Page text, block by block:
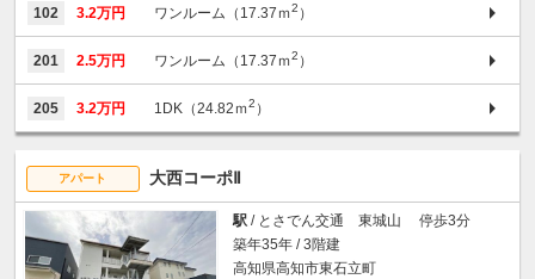
102 3.2万円 ワンルーム（17.37ｍ2 ）
201 2.5万円 ワンルーム（17.37ｍ2 ）
205 3.2万円 1DK（24.82ｍ2 ）
アパート 大西コーポⅡ
駅 / とさでん交通 東城山 停歩3分
築年35年 / 3階建
高知県高知市東石立町